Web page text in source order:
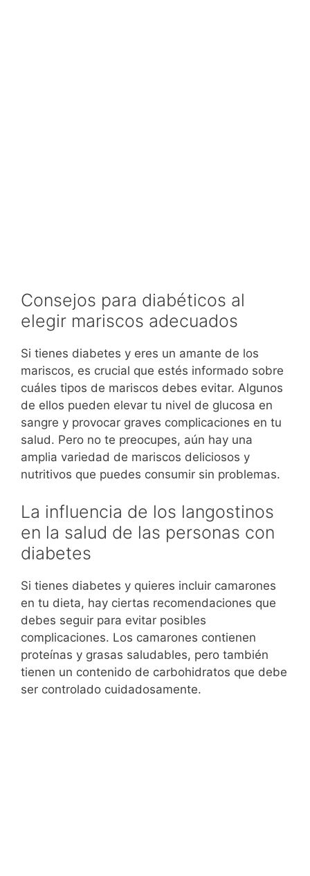
Consejos para diabéticos al
elegir mariscos adecuados
Si tienes diabetes y eres un amante de los
mariscos, es crucial que estés informado sobre
cuáles tipos de mariscos debes evitar. Algunos
de ellos pueden elevar tu nivel de glucosa en
sangre y provocar graves complicaciones en tu
salud. Pero no te preocupes, aún hay una
amplia variedad de mariscos deliciosos y
nutritivos que puedes consumir sin problemas.
La influencia de los langostinos
en la salud de las personas con
diabetes
Si tienes diabetes y quieres incluir camarones
en tu dieta, hay ciertas recomendaciones que
debes seguir para evitar posibles
complicaciones. Los camarones contienen
proteínas y grasas saludables, pero también
tienen un contenido de carbohidratos que debe
ser controlado cuidadosamente.